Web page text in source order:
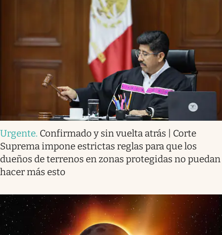
Urgente. Confirmado y sin vuelta atrás | Corte
Suprema impone estrictas reglas para que los
dueños de terrenos en zonas protegidas no puedan
hacer más esto